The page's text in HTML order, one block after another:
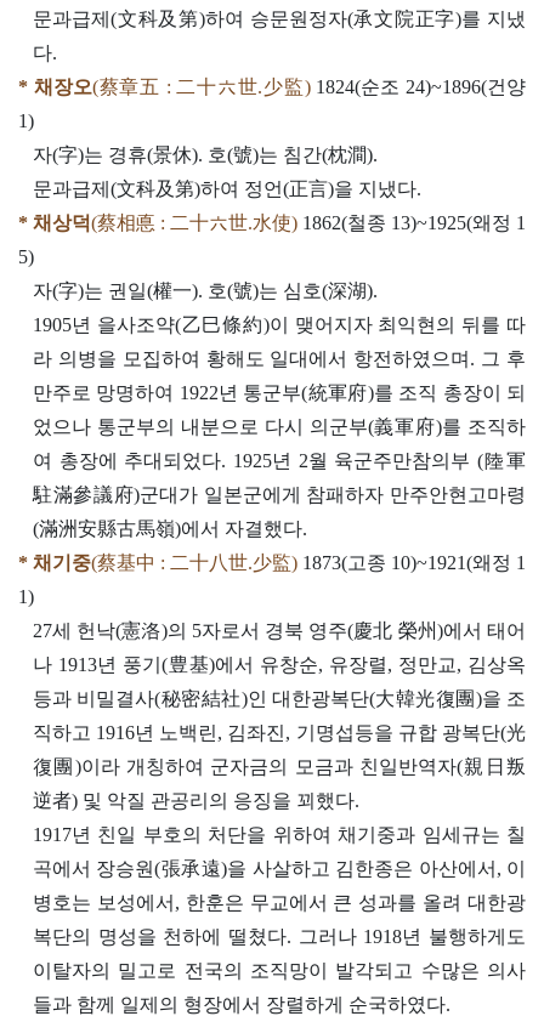
문과급제(文科及第)하여 승문원정자(承文院正字)를 지냈
다.
* 채장오(蔡章五 : 二十六世.少監)1824(순조 24)~1896(건양
1)
자(字)는 경휴(景休). 호(號)는 침간(枕澗).
문과급제(文科及第)하여 정언(正言)을 지냈다.
* 채상덕(蔡相悳 : 二十六世.水使) 1862(철종 13)~1925(왜정 1
5)
자(字)는 권일(權一). 호(號)는 심호(深湖).
1905년 을사조약(乙巳條約)이 맺어지자 최익현의 뒤를 따
라 의병을 모집하여 황해도 일대에서 항전하였으며. 그 후
만주로 망명하여 1922년 통군부(統軍府)를 조직 총장이 되
었으나 통군부의 내분으로 다시 의군부(義軍府)를 조직하
여 총장에 추대되었다. 1925년 2월 육군주만참의부 (陸軍
駐滿參議府)군대가 일본군에게 참패하자 만주안현고마령
(滿洲安縣古馬嶺)에서 자결했다.
* 채기중(蔡基中 : 二十八世.少監) 1873(고종 10)~1921(왜정 1
1)
27세 헌낙(憲洛)의 5자로서 경북 영주(慶北 榮州)에서 태어
나 1913년 풍기(豊基)에서 유창순, 유장렬, 정만교, 김상옥
등과 비밀결사(秘密結社)인 대한광복단(大韓光復團)을 조
직하고 1916년 노백린, 김좌진, 기명섭등을 규합 광복단(光
復團)이라 개칭하여 군자금의 모금과 친일반역자(親日叛
逆者) 및 악질 관공리의 응징을 꾀했다.
1917년 친일 부호의 처단을 위하여 채기중과 임세규는 칠
곡에서 장승원(張承遠)을 사살하고 김한종은 아산에서, 이
병호는 보성에서, 한훈은 무교에서 큰 성과를 올려 대한광
복단의 명성을 천하에 떨쳤다. 그러나 1918년 불행하게도
이탈자의 밀고로 전국의 조직망이 발각되고 수많은 의사
들과 함께 일제의 형장에서 장렬하게 순국하였다.